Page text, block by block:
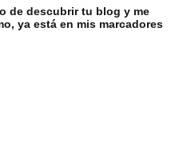
de descubrir tu blog y me
ya está en mis marcadores